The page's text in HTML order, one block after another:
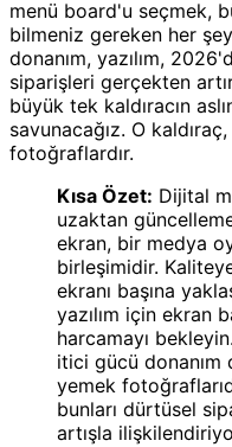
menü board'u seçmek,
bilmeniz gereken her
donanım, yazılım,
siparişleri gerçekten
büyük tek kaldıracın
savunacağız. O
fotoğraflardır.
Kısa Özet: Dijital
uzaktan
ekran, bir medya
birleşimidir.
ekranı başına
yazılım için ekran
harcamayı
itici gücü
yemek
bunları dürtüsel
artışla